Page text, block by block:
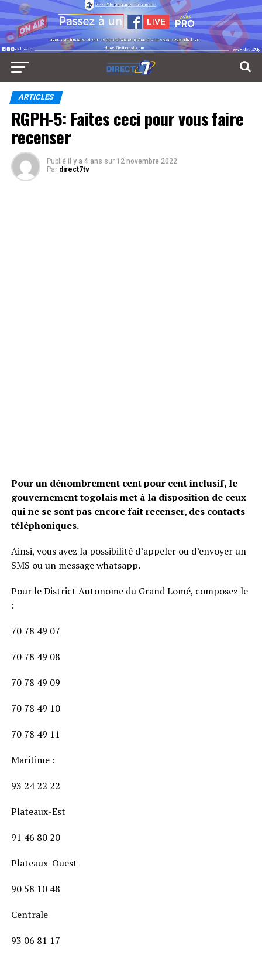
ARTICLES
RGPH-5: Faites ceci pour vous faire
recenser
Publié il y a 4 ans sur 12 novembre 2022
Par direct7tv
Pour un dénombrement cent pour cent inclusif, le
gouvernement togolais met à la disposition de ceux
qui ne se sont pas encore fait recenser, des contacts
téléphoniques.
Ainsi, vous avez la possibilité d’appeler ou d’envoyer un
SMS ou un message whatsapp.
Pour le District Autonome du Grand Lomé, composez le
:
70 78 49 07
70 78 49 08
70 78 49 09
70 78 49 10
70 78 49 11
Maritime :
93 24 22 22
Plateaux-Est
91 46 80 20
Plateaux-Ouest
90 58 10 48
Centrale
93 06 81 17